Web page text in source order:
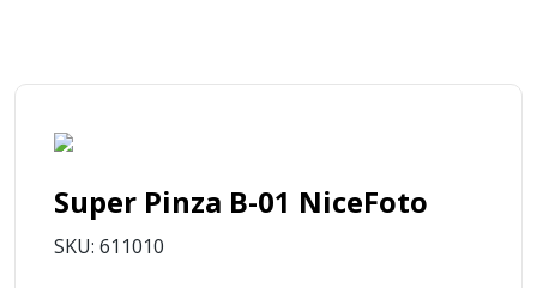
Super Pinza B-01 NiceFoto
SKU: 611010